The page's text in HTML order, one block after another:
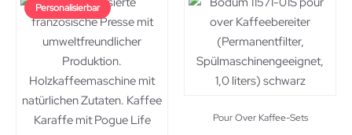
Personalisierbar
Pour Over Kaffee-Sets